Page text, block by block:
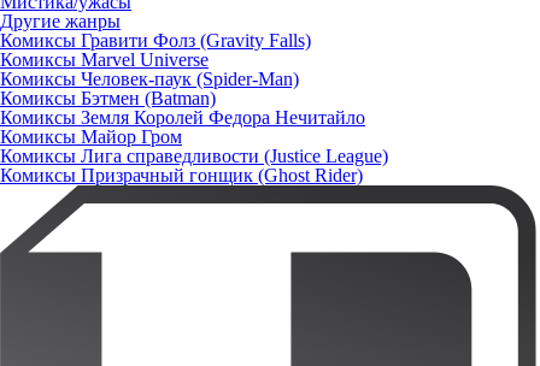
Другие жанры
Комиксы Гравити Фолз (Gravity Falls)
Комиксы Marvel Universe
Комиксы Человек-паук (Spider-Man)
Комиксы Бэтмен (Batman)
Комиксы Земля Королей Федора Нечитайло
Комиксы Майор Гром
Комиксы Лига справедливости (Justice League)
Комиксы Призрачный гонщик (Ghost Rider)